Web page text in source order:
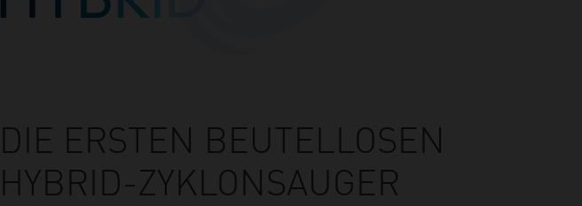
DIE ERSTEN BEUTELLOSEN
HYBRID-ZYKLONSAUGER